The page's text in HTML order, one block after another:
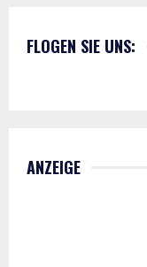
FLOGEN SIE UNS:
ANZEIGE